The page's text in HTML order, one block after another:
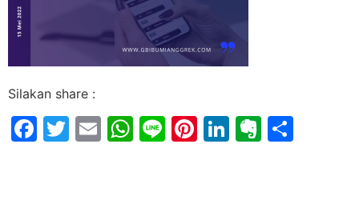
Silakan share :
Facebook
Twitter
EmailWhatsApp
LinePinterest
LinkedIn